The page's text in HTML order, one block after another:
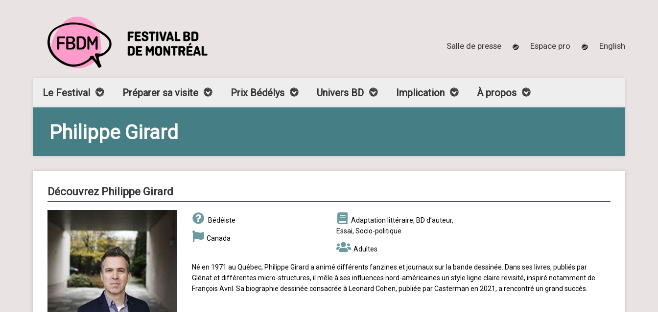
Salle de presse Espace pro English
Le Festival Préparer sa visite Prix Bédélys Univers BD Implication À propos
Philippe Girard
Découvrez Philippe Girard
Bédéiste
Canada
Adaptation littéraire, BD d’auteur,
Essai, Socio-politique
Adultes
Né en 1971 au Québec, Philippe Girard a animé différents fanzines et journaux sur la bande dessinée. Dans ses livres, publiés par
Glénat et différentes micro-structures, il mêle à ses influences nord-américaines un style ligne claire revisité, inspiré notamment de
François Avril. Sa biographie dessinée consacrée à Leonard Cohen, publiée par Casterman en 2021, a rencontré un grand succès.